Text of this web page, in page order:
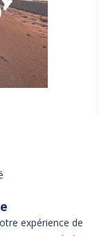
expérience de